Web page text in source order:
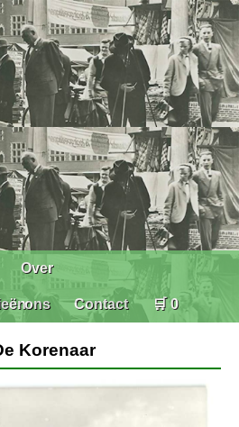
Over
ons Contact 🛒 0
Korenaar